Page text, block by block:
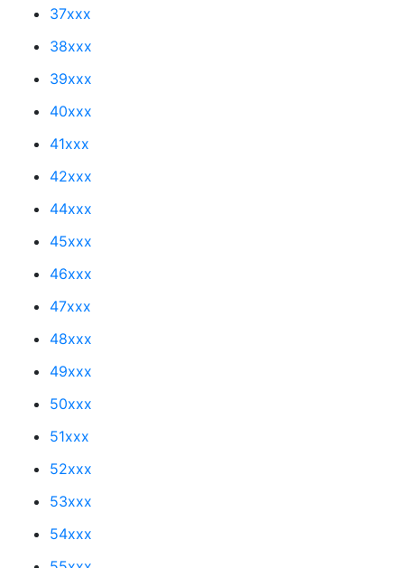
37xxx
38xxx
39xxx
40xxx
41xxx
42xxx
44xxx
45xxx
46xxx
47xxx
48xxx
49xxx
50xxx
51xxx
52xxx
53xxx
54xxx